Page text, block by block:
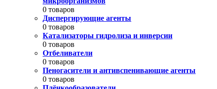
0 товаров
Диспергирующие агенты
0 товаров
Катализаторы гидролиза и инверсии
0 товаров
Отбеливатели
0 товаров
Пеногасители и антивспенивающие агенты
0 товаров